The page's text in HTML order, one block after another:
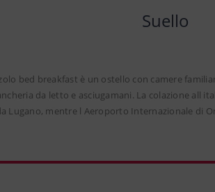
Suello
bed breakfast è un ostello con camere
da letto e asciugamani. La colazione all
Lugano, mentre l Aeroporto Internazionale di